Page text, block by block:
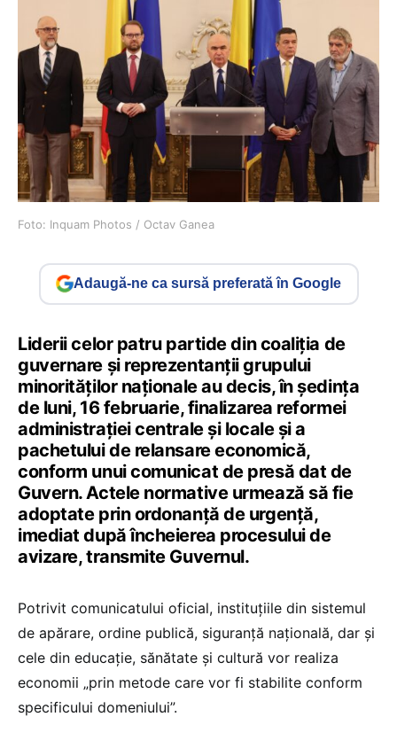
Foto: Inquam Photos / Octav Ganea
Adaugă-ne ca sursă preferată în Google
Liderii celor patru partide din coaliția de
guvernare și reprezentanții grupului
minorităților naționale au decis, în ședința
de luni, 16 februarie, finalizarea reformei
administrației centrale și locale și a
pachetului de relansare economică,
conform unui comunicat de presă dat de
Guvern. Actele normative urmează să fie
adoptate prin ordonanță de urgență,
imediat după încheierea procesului de
avizare, transmite Guvernul.
Potrivit comunicatului oficial, instituțiile din sistemul
de apărare, ordine publică, siguranță națională, dar și
cele din educație, sănătate și cultură vor realiza
economii „prin metode care vor fi stabilite conform
specificului domeniului”.